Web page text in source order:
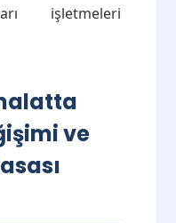
işletmeleri
ve